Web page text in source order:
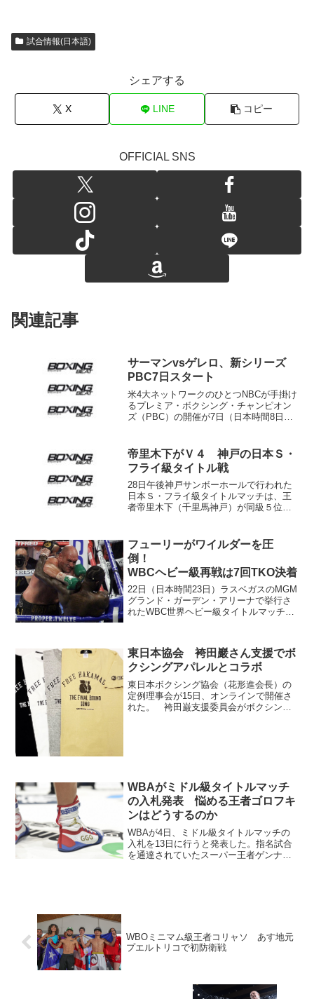
試合情報(日本語)
シェアする
X LINE コピー
OFFICIAL SNS
関連記事
サーマンvsゲレロ、新シリーズ
PBC7日スタート
米4大ネットワークのひとつNBCが手掛け
るプレミア・ボクシング・チャンピオン
ズ（PBC）の開催が7日（日本時間8日）
ーデン・アリーナで行われる。 メイン
イベントは...
帝里木下がＶ４ 神戸の日本Ｓ・
フライ級タイトル戦
28日午後神戸サンボーホールで行われた
日本Ｓ・フライ級タイトルマッチは、王
者帝里木下（千里馬神戸）が同級５位戎
サウスポーの王者は同じ兵庫出身のベ
テラン相手にやや慎重...
フューリーがワイルダーを圧
倒！
WBCヘビー級再戦は7回TKO決着
22日（日本時間23日）ラスベガスのMGM
グランド・ガーデン・アリーナで挙行さ
れたWBC世界ヘビー級タイトルマッチ
ダー（米）に会心の7回1分39秒TKO勝
ち。世界ヘビー...
東日本協会 袴田巖さん支援でボ
クシングアパレルとコラボ
東日本ボクシング協会（花形進会長）の
定例理事会が15日、オンラインで開催さ
れた。 袴田巌支援委員会がボクシング
WBAがミドル級タイトルマッチ
の入札発表 悩める王者ゴロフキ
ンはどうするのか
WBAが4日、ミドル級タイトルマッチの
入札を13日に行うと発表した。指名試合
を通達されていたスーパー王者ゲンナジ
WBOミニマム級王者コリャソ あす地元
プエルトリコで初防衛戦